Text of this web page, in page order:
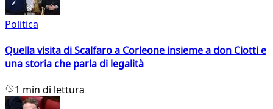
Politica
Quella visita di Scalfaro a Corleone insieme a don Ciotti e
una storia che parla di legalità
1 min di lettura